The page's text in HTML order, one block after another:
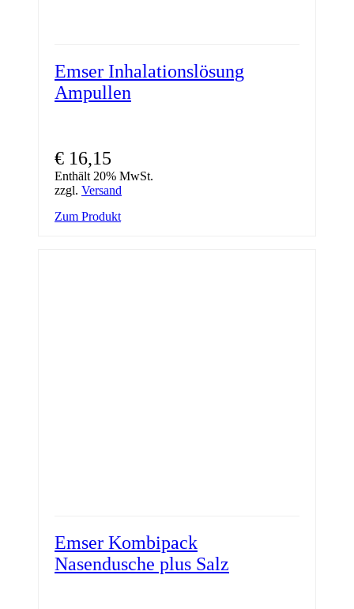
Emser Inhalationslösung
Ampullen
€ 16,15
Enthält 20% MwSt.
zzgl. Versand
Zum Produkt
Emser Kombipack
Nasendusche plus Salz